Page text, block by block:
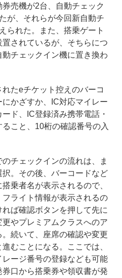
売機が2台、自動チェック
が、それらが今回新自動チ
られた。また、搭乗ゲート
されているが、そちらにつ
チェックイン機に置き換わ
たeチケット控えのバーコ
かざすか、IC対応マイレー
ド、IC登録済み携帯電話・
こと、10桁の確認番号の入
チェックインの流れは、ま
。その後、バーコードなど
乗者名が表示されるので、
ライト情報が表示されるの
ば確認ボタンを押して先に
やプレミアムクラスへのア
続いて、座席の確認や変更
むことになる。ここでは、
ージ番号の登録なども可能
口から搭乗券や領収書が発